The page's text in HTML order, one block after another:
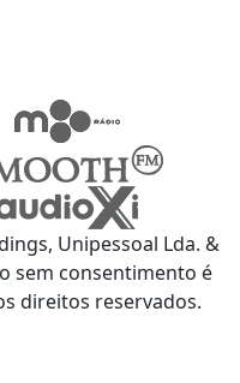
Unipessoal Lda. &
sem consentimento é
direitos reservados.